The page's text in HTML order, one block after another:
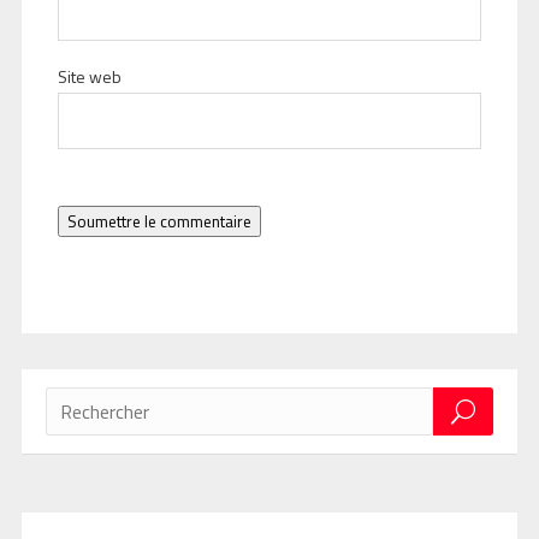
Site web
Soumettre le commentaire